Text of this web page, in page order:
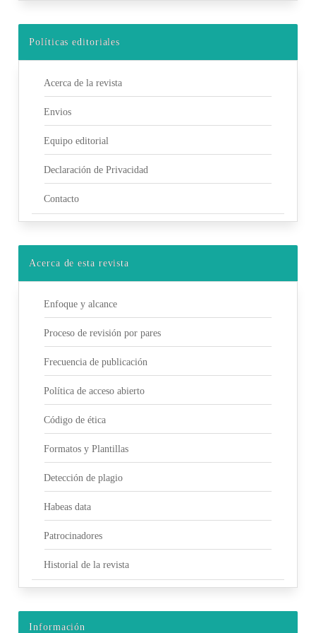
Políticas editoriales
Acerca de la revista
Envios
Equipo editorial
Declaración de Privacidad
Contacto
Acerca de esta revista
Enfoque y alcance
Proceso de revisión por pares
Frecuencia de publicación
Política de acceso abierto
Código de ética
Formatos y Plantillas
Detección de plagio
Habeas data
Patrocinadores
Historial de la revista
Información